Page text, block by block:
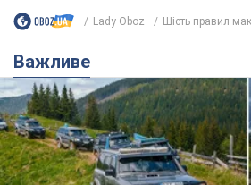
Lady Oboz Шість правил
Важливе